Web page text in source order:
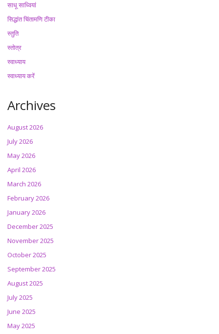
साधू साध्वियां
सिद्धांत चिंतामणि टीका
स्तुति
स्तोत्र
स्वाध्याय
स्वाध्याय करें
Archives
August 2026
July 2026
May 2026
April 2026
March 2026
February 2026
January 2026
December 2025
November 2025
October 2025
September 2025
August 2025
July 2025
June 2025
May 2025